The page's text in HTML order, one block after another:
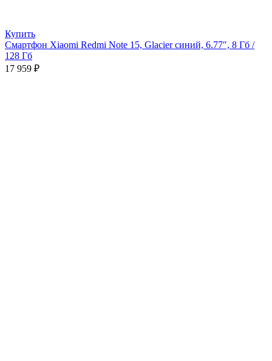
Купить
Смартфон Xiaomi Redmi Note 15, Glacier синий, 6.77″, 8 Гб /
128 Гб
17 959 ₽